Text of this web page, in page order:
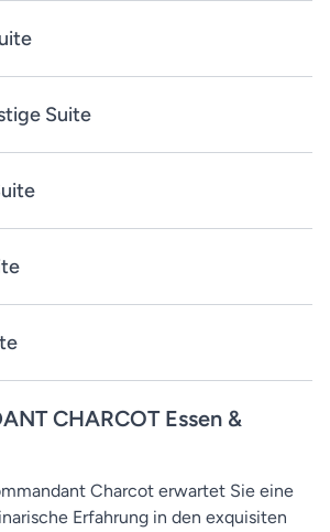
Suite
CHARCOT Essen &
Charcot erwartet Sie eine
Erfahrung in den exquisiten